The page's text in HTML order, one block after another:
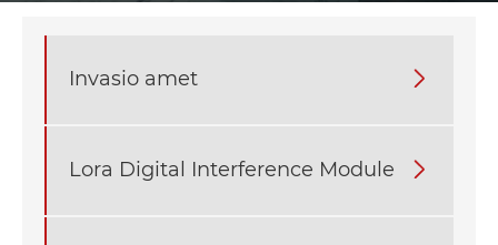
Invasio amet 
Lora Digital Interference Module 